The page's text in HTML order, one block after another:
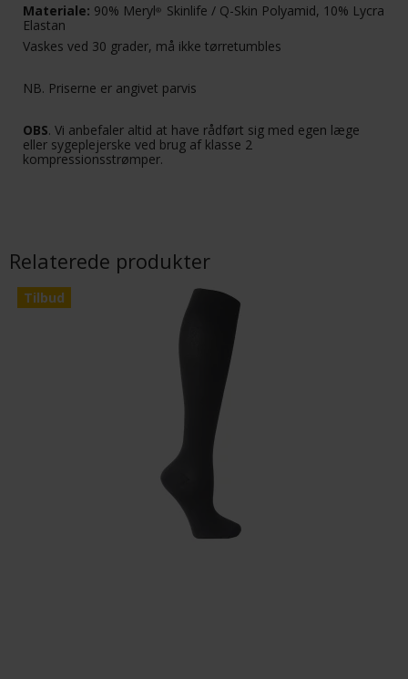
Materiale: 90% Meryl®
Skinlife / Q-Skin Polyamid, 10% Lycra
Elastan
Vaskes ved 30 grader, må ikke tørretumbles
NB. Priserne er angivet parvis
OBS. Vi anbefaler altid at have rådført sig med egen læge
eller sygeplejerske ved brug af klasse 2
kompressionsstrømper.
Relaterede produkter
Tilbud